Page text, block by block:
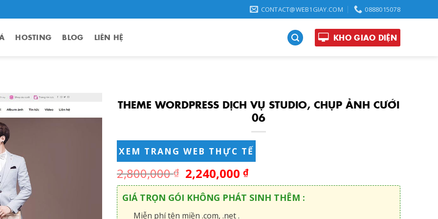
CONTACT@WEB1GIAY.COM 0888015078
HOSTING BLOG LIÊN HỆ KHO GIAO DIỆN
THEME WORDPRESS DỊCH VỤ STUDIO, CHỤP ẢNH CƯỚI
06
XEM TRANG WEB THỰC TẾ
2,800,000₫ 2,240,000₫
GIÁ TRỌN GÓI KHÔNG PHÁT SINH THÊM :
Miễn phí tên miền .com, .net .